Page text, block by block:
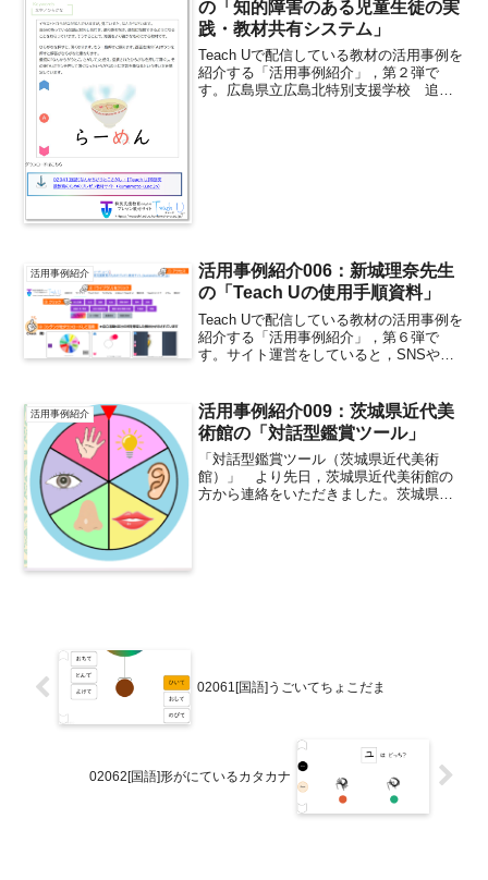
の「知的障害のある児童生徒の実
践・教材共有システム」
Teach Uで配信している教材の活用事例を
紹介する「活用事例紹介」，第２弾で
す。広島県立広島北特別支援学校 追原
活用事例紹介
活用事例紹介006：新城理奈先生
の「Teach Uの使用手順資料」
Teach Uで配信している教材の活用事例を
紹介する「活用事例紹介」，第６弾で
す。サイト運営をしていると，SNSや問
尋ねをしてくださることが多く，活用し
たり，広...
活用事例紹介
活用事例紹介009：茨城県近代美
術館の「対話型鑑賞ツール」
「対話型鑑賞ツール（茨城県近代美術
館）」 より先日，茨城県近代美術館の
方から連絡をいただきました。茨城県近
02061[国語]うごいてちょこだま
02062[国語]形がにているカタカナ